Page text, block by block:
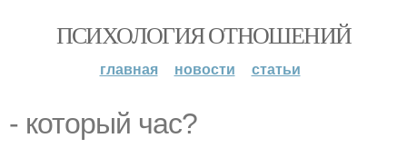
ПСИХОЛОГИЯ ОТНОШЕНИЙ
главная новости статьи
- который час?